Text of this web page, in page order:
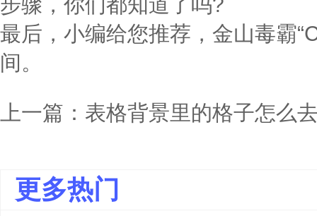
最后，小编给您推荐，金山毒霸
间。
上一篇： 表格背景里的格子怎么
更多热门